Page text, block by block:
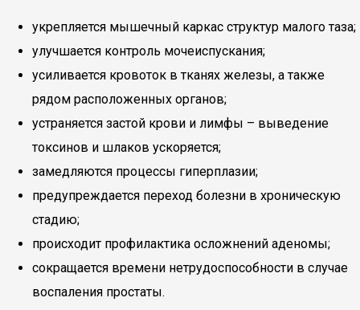
укрепляется мышечный каркас структур малого таза;
улучшается контроль мочеиспускания;
усиливается кровоток в тканях железы, а также
рядом расположенных органов;
устраняется застой крови и лимфы – выведение
токсинов и шлаков ускоряется;
замедляются процессы гиперплазии;
предупреждается переход болезни в хроническую
стадию;
происходит профилактика осложнений аденомы;
сокращается времени нетрудоспособности в случае
воспаления простаты.